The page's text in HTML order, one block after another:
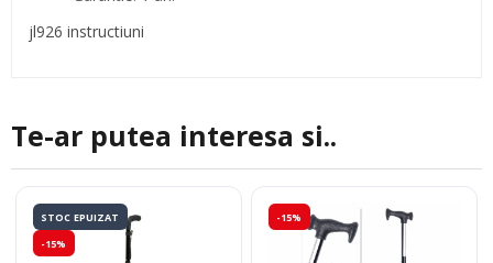
jl926 instructiuni
Te-ar putea interesa si..
STOC EPUIZAT
-15%
-15%